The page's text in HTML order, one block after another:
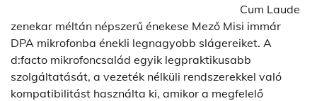
Cum Laude
zenekar méltán népszerű énekese Mező Misi immár
DPA mikrofonba énekli legnagyobb slágereiket. A
d:facto mikrofoncsalád egyik legpraktikusabb
szolgáltatását, a vezeték nélküli rendszerekkel való
kompatibilitást használta ki, amikor a megfelelő